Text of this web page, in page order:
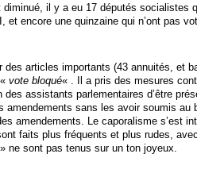
diminué, il y a eu 17 députés socialistes
et encore une quinzaine qui n’ont pas
articles importants (43 annuités, et
vote bloqué« . Il a pris des mesures
assistants parlementaires d’être
amendements sans les avoir soumis au
amendements. Le caporalisme s’est
faits plus fréquents et plus rudes, avec
ne sont pas tenus sur un ton joyeux.